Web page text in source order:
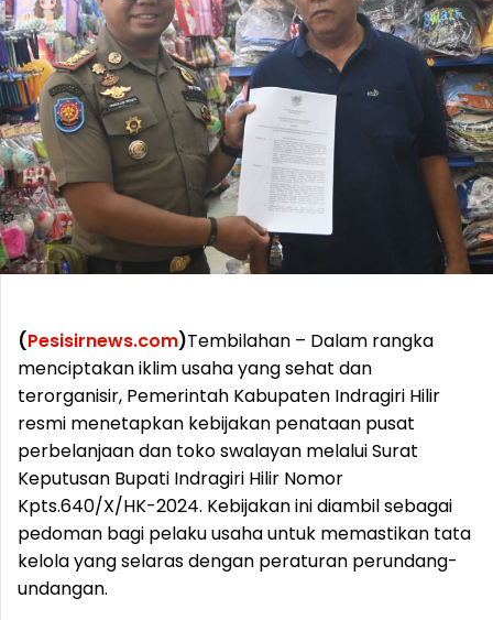
(Pesisirnews.com)Tembilahan – Dalam rangka
menciptakan iklim usaha yang sehat dan
terorganisir, Pemerintah Kabupaten Indragiri Hilir
resmi menetapkan kebijakan penataan pusat
perbelanjaan dan toko swalayan melalui Surat
Keputusan Bupati Indragiri Hilir Nomor
Kpts.640/X/HK-2024. Kebijakan ini diambil sebagai
pedoman bagi pelaku usaha untuk memastikan tata
kelola yang selaras dengan peraturan perundang-
undangan.